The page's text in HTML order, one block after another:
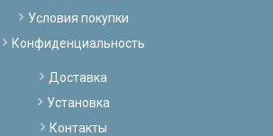
Условия покупки
Конфиденциальность
Доставка
Установка
Контакты